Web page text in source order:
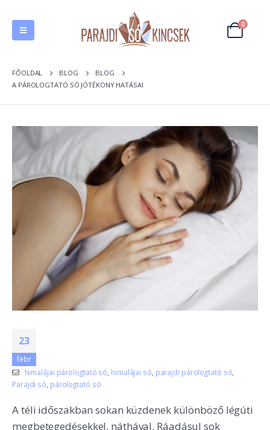
0
FŐOLDAL BLOG
BLOG
A PÁROLOGTATÓ SÓ JÓTÉKONY HATÁSAI
23
febr
himalájai párologtató só himalájai só parajdi párologtató só
Parajdi só párologtató só
A téli időszakban sokan küzdenek különböző légúti
megbetegedésekkel, náthával. Ráadásul sok